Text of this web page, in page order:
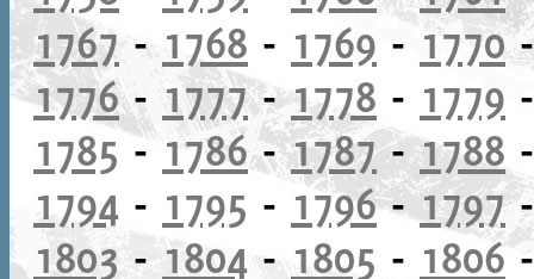
1767- 1768 - 1769 - 1770
1776- 1777-1778 - 1779
1785- 1786-1787-1788
1794 - 1795 - 1796-1797
1803 -1804 - 1805 - 1806